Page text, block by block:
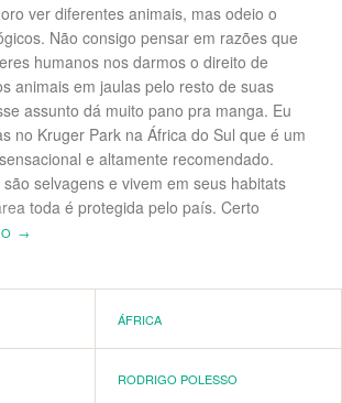
ver diferentes animais, mas odeio o
Não consigo pensar em razões que
humanos nos darmos o direito de
animais em jaulas pelo resto de suas
assunto dá muito pano pra manga. Eu
no Kruger Park na África do Sul que é um
e altamente recomendado.
selvagens e vivem em seus habitats
toda é protegida pelo país. Certo
→
ÁFRICA
RODRIGO POLESSO